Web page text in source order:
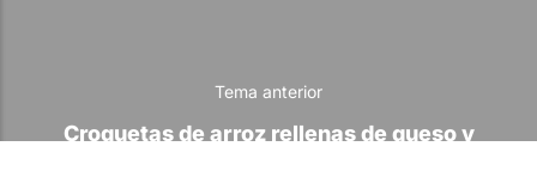
Tema anterior
Croquetas de arroz rellenas de queso y